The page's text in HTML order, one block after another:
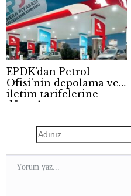
EPDK’dan Petrol
Ofisi’nin depolama ve
iletim tarifelerine
düzenleme